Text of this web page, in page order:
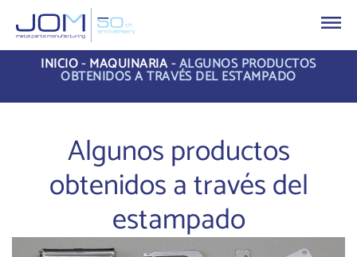
INICIO-MAQUINARIA-ALGUNOS PRODUCTOS
OBTENIDOS A TRAVÉS DEL ESTAMPADO
Algunos productos
obtenidos a través del
estampado